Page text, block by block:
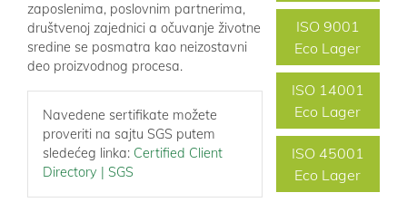
zaposlenima, poslovnim partnerima,
društvenoj zajednici a očuvanje životne
sredine se posmatra kao neizostavni
deo proizvodnog procesa.
Navedene sertifikate možete
proveriti na sajtu SGS putem
sledećeg linka: Certified Client
Directory | SGS
ISO 9001
Eco Lager
ISO 14001
Eco Lager
ISO 45001
Eco Lager